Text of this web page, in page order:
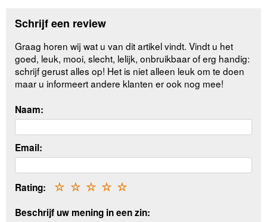
Schrijf een review
Graag horen wij wat u van dit artikel vindt. Vindt u het
goed, leuk, mooi, slecht, lelijk, onbruikbaar of erg handig:
schrijf gerust alles op! Het is niet alleen leuk om te doen
maar u informeert andere klanten er ook nog mee!
Naam:
Email:
Rating: ☆
☆
☆
☆
☆
Beschrijf uw mening in een zin: